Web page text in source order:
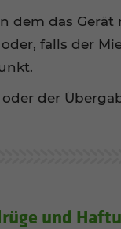
dem das
falls der
der
und